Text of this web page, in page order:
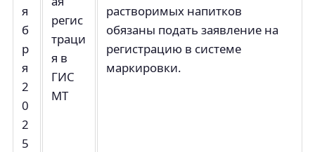
я
б
р
я
2
0
2
5
регис
траци
я в
ГИС
МТ
растворимых напитков
обязаны подать заявление на
регистрацию в системе
маркировки.